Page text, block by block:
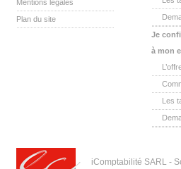
Mentions légales
Plan du site
Je
à mon
Les
iComptabilité SARL -